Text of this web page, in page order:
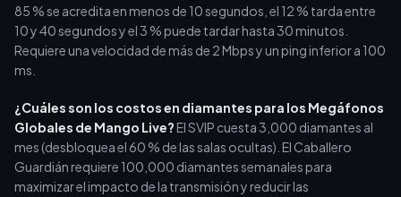
85 % se acredita en menos de 10 segundos, el 12 % tarda entre
10 y 40 segundos y el 3 % puede tardar hasta 30 minutos.
Requiere una velocidad de más de 2 Mbps y un ping inferior a 100
ms.
¿Cuáles son los costos en diamantes para los Megáfonos
Globales de Mango Live?El SVIP cuesta 3,000 diamantes al
mes (desbloquea el 60 % de las salas ocultas). El Caballero
Guardián requiere 100,000 diamantes semanales para
maximizar el impacto de la transmisión y reducir las